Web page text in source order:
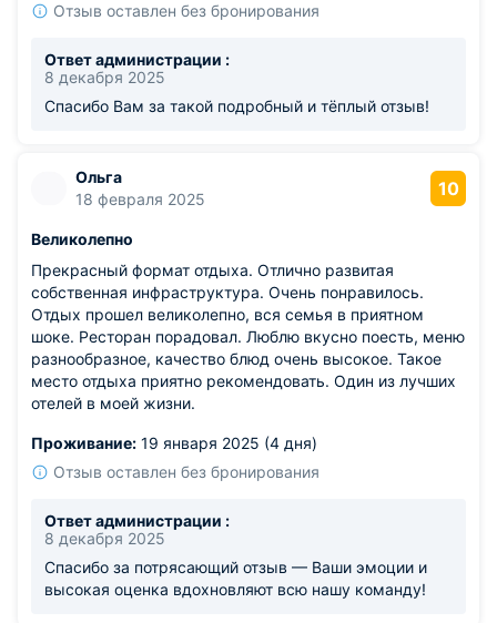
Отзыв оставлен без бронирования
Ответ администрации :
8 декабря 2025
Спасибо Вам за такой подробный и тёплый отзыв!
Ольга
18 февраля 2025
10
Великолепно
Прекрасный формат отдыха. Отлично развитая
собственная инфраструктура. Очень понравилось.
Отдых прошел великолепно, вся семья в приятном
шоке. Ресторан порадовал. Люблю вкусно поесть, меню
разнообразное, качество блюд очень высокое. Такое
место отдыха приятно рекомендовать. Один из лучших
отелей в моей жизни.
Проживание: 19 января 2025 (4 дня)
Отзыв оставлен без бронирования
Ответ администрации :
8 декабря 2025
Спасибо за потрясающий отзыв — Ваши эмоции и
высокая оценка вдохновляют всю нашу команду!